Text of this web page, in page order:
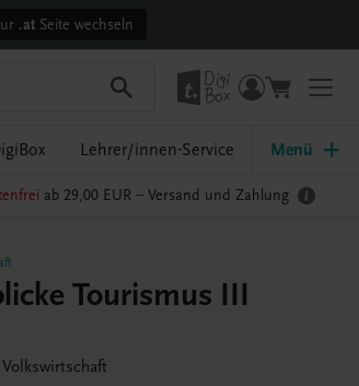
.atSeite wechseln
Lehrer/innen-Service Menü
ab 29,00 EUR – Versand und Zahlung
Tourismus III